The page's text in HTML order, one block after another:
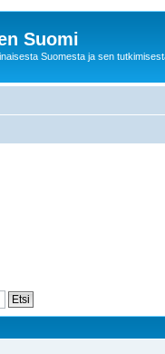
Suomi
Suomesta ja sen